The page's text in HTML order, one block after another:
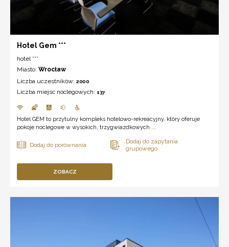
Hotel Gem ***
hotel ***
Miasto: Wrocław
Liczba uczestników: 2000
Liczba miejsc noclegowych: 137
Hotel GEM to przytulny kompleks hotelowo-rekreacyjny, który oferuje
pokoje noclegowe w wysokich, trzygwiazdkowych ...
ZOBACZ